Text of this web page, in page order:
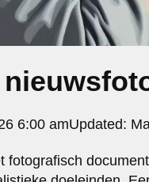
6:00 amUpdated:
fotografisch